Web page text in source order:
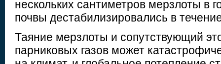
нескольких сантиметров мерзлоты в
почвы дестабилизировались в
Таяние мерзлоты и сопутствующий
парниковых газов может